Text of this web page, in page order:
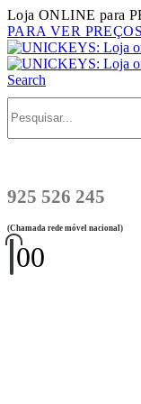
Loja ONLINE para
PARA VER
Search
925 526 245
(Chamada rede móvel nacional)
00